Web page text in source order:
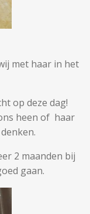
met haar in het
op deze dag!
heen of haar
2 maanden bij
gaan.